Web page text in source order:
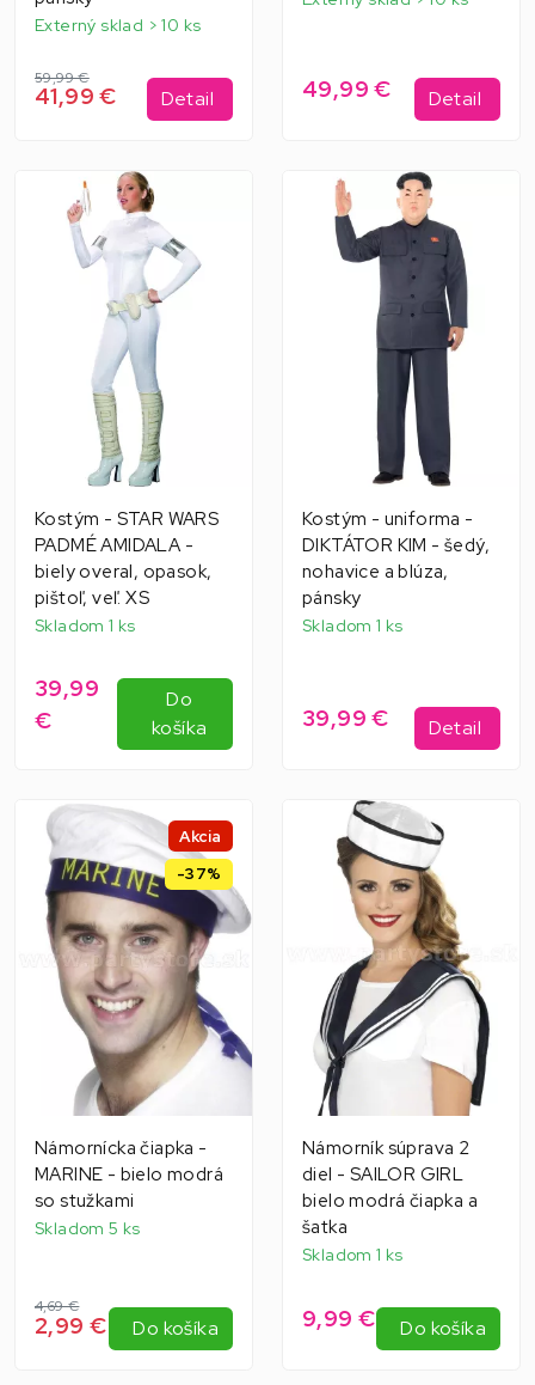
Externý sklad > 10 ks
59,99 €
41,99 € Detail 49,99 € Detail
Kostým - STAR WARS
PADMÉ AMIDALA -
biely overal, opasok,
pištoľ, veľ. XS
Skladom 1 ks
39,99
€
Do
košíka
Kostým - uniforma -
DIKTÁTOR KIM - šedý,
nohavice a blúza,
pánsky
Skladom 1 ks
39,99 € Detail
Akcia
-37%
Námornícka čiapka -
MARINE - bielo modrá
so stužkami
Skladom 5 ks
4,69 €
2,99 € Do košíka
Námorník súprava 2
diel - SAILOR GIRL
bielo modrá čiapka a
šatka
Skladom 1 ks
9,99 € Do košíka